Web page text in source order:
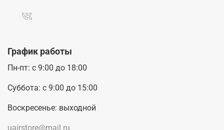
График работы
Пн-пт: с 9:00 до 18:00
Суббота: с 9:00 до 15:00
Воскресенье: выходной
uairstore@mail.ru